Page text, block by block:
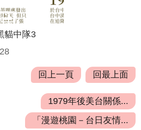
貓中隊3
回上一頁 回最上面
1979年後美台關係...
「漫遊桃園－台日友情...